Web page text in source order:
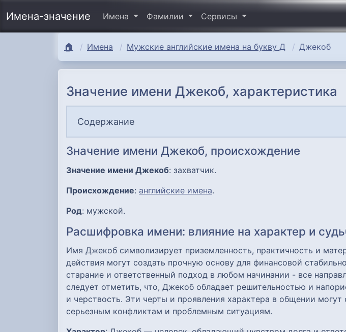
Имена-значение Имена Фамилии Сервисы
🏠 Имена Мужские английские имена на букву Д Джекоб
Значение имени Джекоб, характеристика
Содержание
Значение имени Джекоб, происхождение
Значение имени Джекоб: захватчик.
Происхождение: английские имена.
Род: мужской.
Расшифровка имени: влияние на характер и
Имя Джекоб символизирует приземленность, практичность и
действия могут создать прочную основу для финансовой
старание и ответственный подход в любом начинании - все
следует отметить, что, Джекоб обладает решительностью и
и черствость. Эти черты и проявления характера в общении
серьезным конфликтам и проблемным ситуациям.